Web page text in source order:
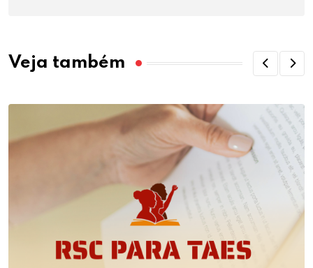
Veja também